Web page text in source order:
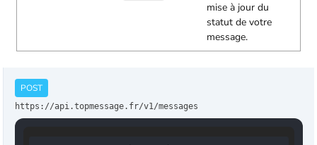
mise à jour du
statut de votre
message.
POST
https://api.topmessage.fr/v1/messages